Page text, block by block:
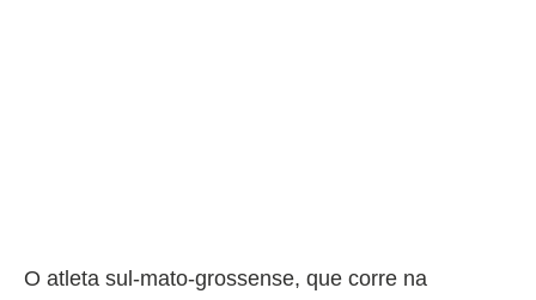
O atleta sul-mato-grossense, que corre na